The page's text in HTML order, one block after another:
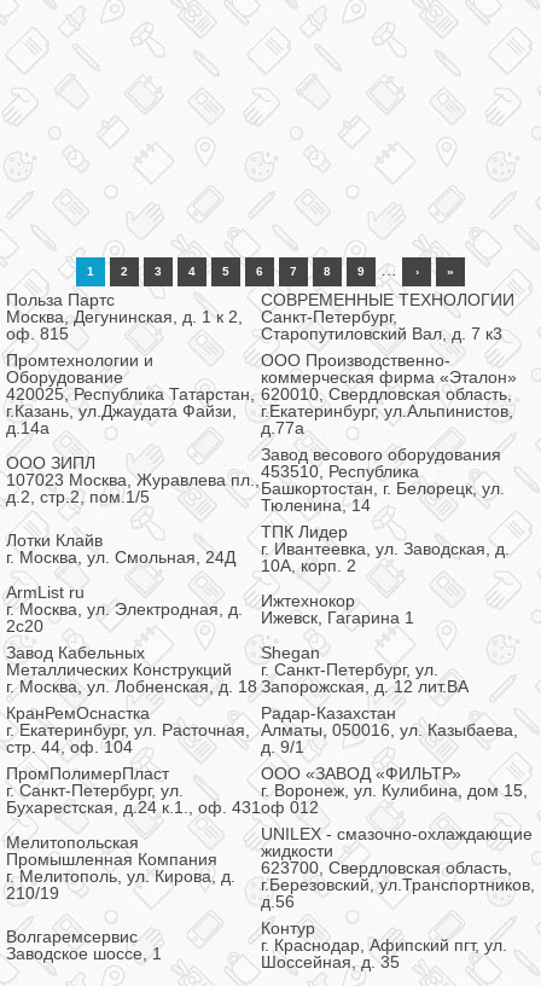
1 2 3 4 5 6 7 8 9 … › »
Польза Партс
Москва, Дегунинская, д. 1 к 2,
оф. 815
СОВРЕМЕННЫЕ ТЕХНОЛОГИИ
Санкт-Петербург,
Старопутиловский Вал, д. 7 к3
Промтехнологии и
Оборудование
420025, Республика Татарстан,
г.Казань, ул.Джаудата Файзи,
д.14а
ООО Производственно-
коммерческая фирма «Эталон»
620010, Свердловская область,
г.Екатеринбург, ул.Альпинистов,
д.77а
ООО ЗИПЛ
107023 Москва, Журавлева пл.,
д.2, стр.2, пом.1/5
Завод весового оборудования
453510, Республика
Башкортостан, г. Белорецк, ул.
Тюленина, 14
Лотки Клайв
г. Москва, ул. Смольная, 24Д
ТПК Лидер
г. Ивантеевка, ул. Заводская, д.
10А, корп. 2
ArmList ru
г. Москва, ул. Электродная, д.
2с20
Ижтехнокор
Ижевск, Гагарина 1
Завод Кабельных
Металлических Конструкций
г. Москва, ул. Лобненская, д. 18
Shegan
г. Санкт-Петербург, ул.
Запорожская, д. 12 лит.ВА
КранРемОснастка
г. Екатеринбург, ул. Расточная,
стр. 44, оф. 104
Радар-Казахстан
Алматы, 050016, ул. Казыбаева,
д. 9/1
ПромПолимерПласт
г. Санкт-Петербург, ул.
Бухарестская, д.24 к.1., оф. 431
ООО «ЗАВОД «ФИЛЬТР»
г. Воронеж, ул. Кулибина, дом 15,
оф 012
Мелитопольская
Промышленная Компания
г. Мелитополь, ул. Кирова, д.
210/19
UNILEX - смазочно-охлаждающие
жидкости
623700, Свердловская область,
г.Березовский, ул.Транспортников,
д.56
Волгаремсервис
Заводское шоссе, 1
Контур
г. Краснодар, Афипский пгт, ул.
Шоссейная, д. 35